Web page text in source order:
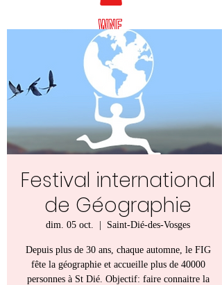
Festival international
de Géographie
dim. 05 oct.
  |
Saint-Dié-des-Vosges
Depuis plus de 30 ans, chaque automne, le FIG
fête la géographie et accueille plus de 40000
personnes à St Dié. Objectif: faire connaitre la